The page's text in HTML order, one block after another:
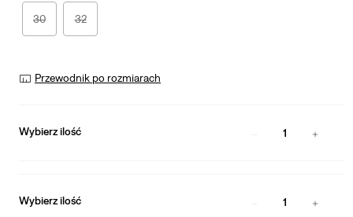
30 32
Przewodnik po rozmiarach
Wybierz ilość 1
Wybierz ilość 1